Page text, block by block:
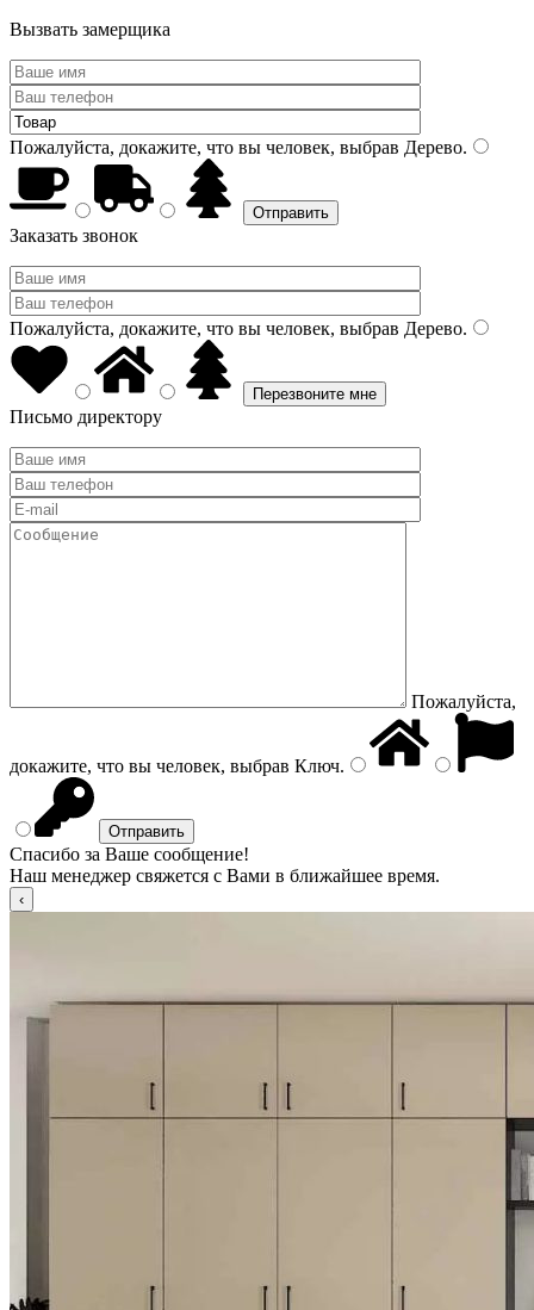
Вызвать замерщика
Пожалуйста, докажите, что вы человек, выбрав Дерево.
Заказать звонок
Пожалуйста, докажите, что вы человек, выбрав Дерево.
Письмо директору
Пожалуйста,
докажите, что вы человек, выбрав Ключ.
Спасибо за Ваше сообщение!
Наш менеджер свяжется с Вами в ближайшее время.